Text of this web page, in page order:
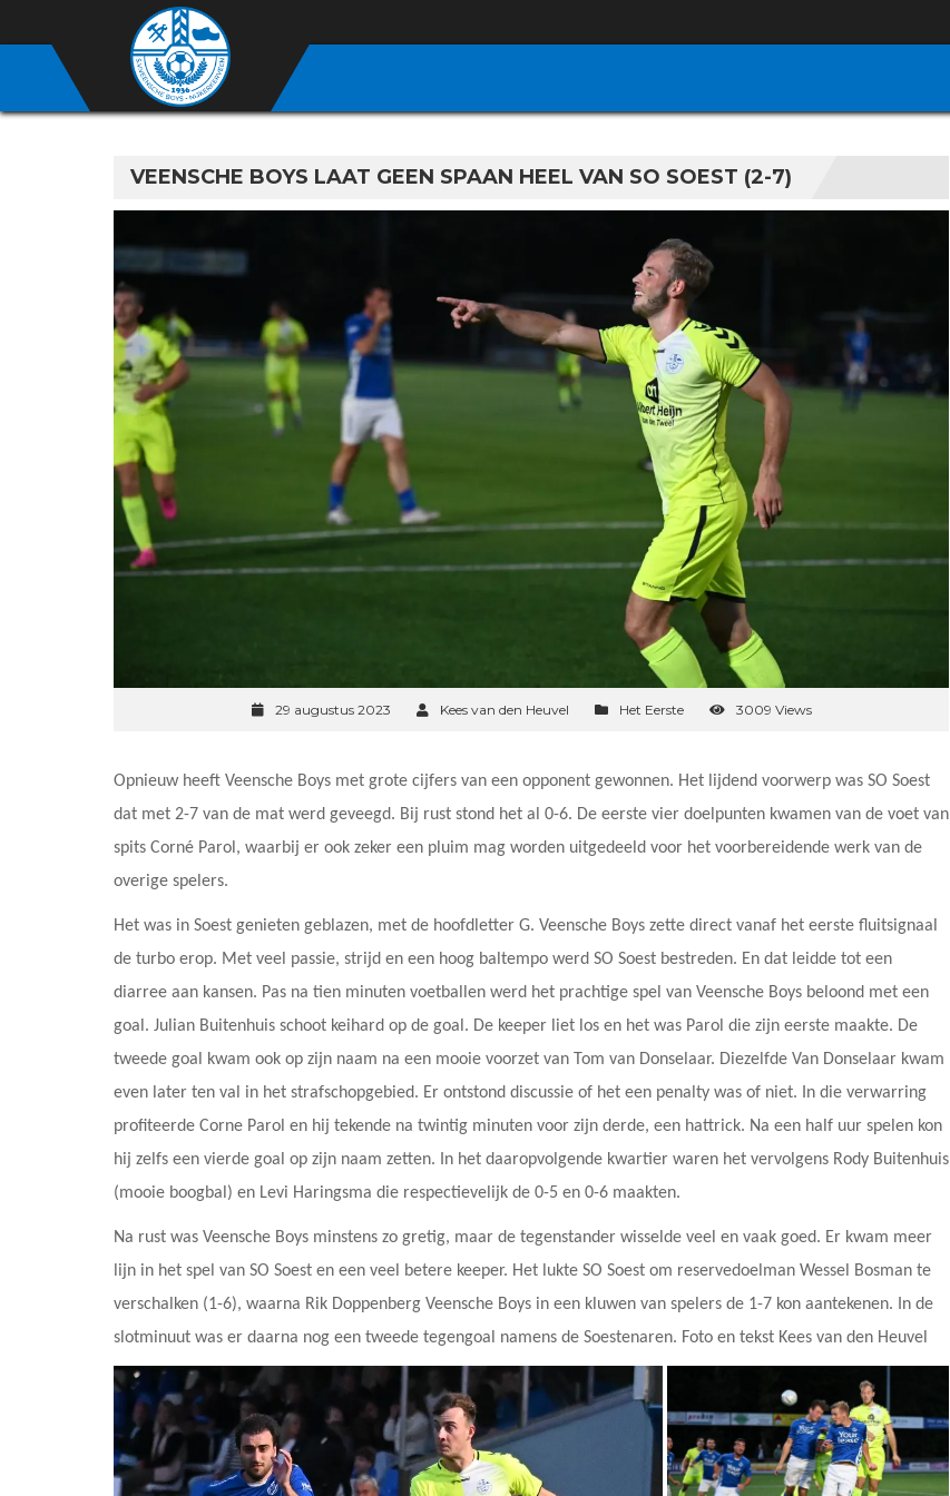
VEENSCHE BOYS LAAT GEEN SPAAN HEEL VAN SO SOEST (2-7)
29 augustus 2023 Kees van den Heuvel Het Eerste 3009 Views
Opnieuw heeft Veensche Boys met grote cijfers van een opponent gewonnen. Het lijdend voorwerp was SO Soest
dat met 2-7 van de mat werd geveegd. Bij rust stond het al 0-6. De eerste vier doelpunten kwamen van de voet van
spits Corné Parol, waarbij er ook zeker een pluim mag worden uitgedeeld voor het voorbereidende werk van de
overige spelers.
Het was in Soest genieten geblazen, met de hoofdletter G. Veensche Boys zette direct vanaf het eerste fluitsignaal
de turbo erop. Met veel passie, strijd en een hoog baltempo werd SO Soest bestreden. En dat leidde tot een
diarree aan kansen. Pas na tien minuten voetballen werd het prachtige spel van Veensche Boys beloond met een
goal. Julian Buitenhuis schoot keihard op de goal. De keeper liet los en het was Parol die zijn eerste maakte. De
tweede goal kwam ook op zijn naam na een mooie voorzet van Tom van Donselaar. Diezelfde Van Donselaar kwam
even later ten val in het strafschopgebied. Er ontstond discussie of het een penalty was of niet. In die verwarring
profiteerde Corne Parol en hij tekende na twintig minuten voor zijn derde, een hattrick. Na een half uur spelen kon
hij zelfs een vierde goal op zijn naam zetten. In het daaropvolgende kwartier waren het vervolgens Rody Buitenhuis
(mooie boogbal) en Levi Haringsma die respectievelijk de 0-5 en 0-6 maakten.
Na rust was Veensche Boys minstens zo gretig, maar de tegenstander wisselde veel en vaak goed. Er kwam meer
lijn in het spel van SO Soest en een veel betere keeper. Het lukte SO Soest om reservedoelman Wessel Bosman te
verschalken (1-6), waarna Rik Doppenberg Veensche Boys in een kluwen van spelers de 1-7 kon aantekenen. In de
slotminuut was er daarna nog een tweede tegengoal namens de Soestenaren. Foto en tekst Kees van den Heuvel